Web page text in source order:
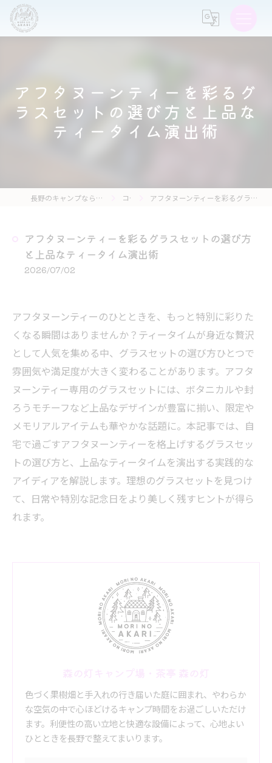
アフタヌーンティーを彩るグ
ラスセットの選び方と上品な
ティータイム演出術
長野のキャンプなら森の灯キャンプ場・茶亭 森の灯 コラム アフタヌーンティーを彩るグラスセットの選び方と上品なティータイム演出術
アフタヌーンティーを彩るグラスセットの選び方
と上品なティータイム演出術
2026/07/02
アフタヌーンティーのひとときを、もっと特別に彩りた
くなる瞬間はありませんか？ティータイムが身近な贅沢
として人気を集める中、グラスセットの選び方ひとつで
雰囲気や満足度が大きく変わることがあります。アフタ
ヌーンティー専用のグラスセットには、ボタニカルや封
ろうモチーフなど上品なデザインが豊富に揃い、限定や
メモリアルアイテムも華やかな話題に。本記事では、自
宅で過ごすアフタヌーンティーを格上げするグラスセッ
トの選び方と、上品なティータイムを演出する実践的な
アイディアを解説します。理想のグラスセットを見つけ
て、日常や特別な記念日をより美しく残すヒントが得ら
れます。
色づく果樹畑と手入れの行き届いた庭に囲まれ、やわらか
な空気の中で心ほどけるキャンプ時間をお過ごしいただけ
ます。利便性の高い立地と快適な設備によって、心地よい
ひとときを長野で整えてまいります。